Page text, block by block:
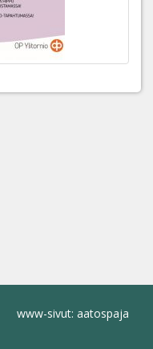
www-sivut: aatospaja